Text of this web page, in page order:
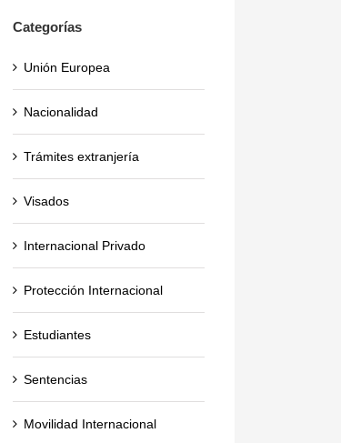
Categorías
Unión Europea
Nacionalidad
Trámites extranjería
Visados
Internacional Privado
Protección Internacional
Estudiantes
Sentencias
Movilidad Internacional